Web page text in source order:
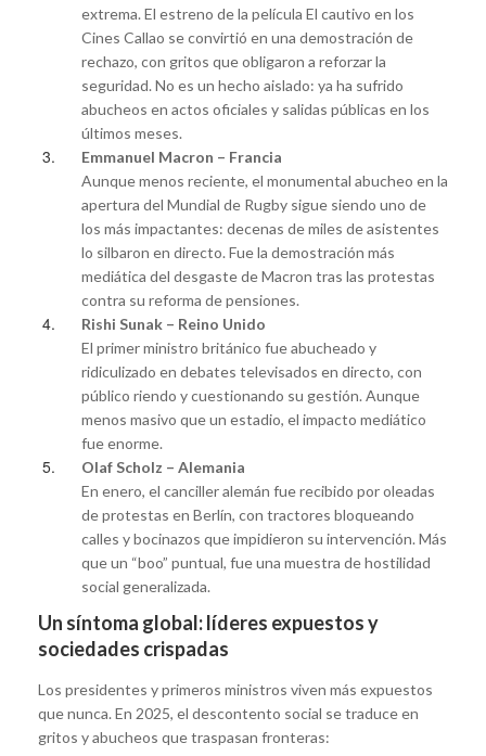
extrema. El estreno de la película El cautivo en los
Cines Callao se convirtió en una demostración de
rechazo, con gritos que obligaron a reforzar la
seguridad. No es un hecho aislado: ya ha sufrido
abucheos en actos oficiales y salidas públicas en los
últimos meses.
Emmanuel Macron – Francia
Aunque menos reciente, el monumental abucheo en la
apertura del Mundial de Rugby sigue siendo uno de
los más impactantes: decenas de miles de asistentes
lo silbaron en directo. Fue la demostración más
mediática del desgaste de Macron tras las protestas
contra su reforma de pensiones.
Rishi Sunak – Reino Unido
El primer ministro británico fue abucheado y
ridiculizado en debates televisados en directo, con
público riendo y cuestionando su gestión. Aunque
menos masivo que un estadio, el impacto mediático
fue enorme.
Olaf Scholz – Alemania
En enero, el canciller alemán fue recibido por oleadas
de protestas en Berlín, con tractores bloqueando
calles y bocinazos que impidieron su intervención. Más
que un “boo” puntual, fue una muestra de hostilidad
social generalizada.
Un síntoma global: líderes expuestos y
sociedades crispadas
Los presidentes y primeros ministros viven más expuestos
que nunca. En 2025, el descontento social se traduce en
gritos y abucheos que traspasan fronteras: